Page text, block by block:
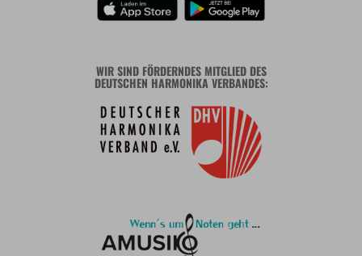
WIR SIND FÖRDERNDES MITGLIED DES
DEUTSCHEN HARMONIKA VERBANDES: